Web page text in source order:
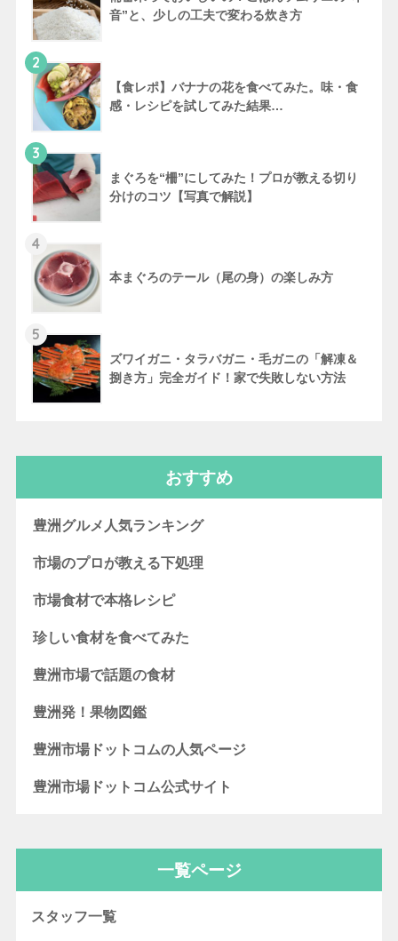
音”と、少しの工夫で変わる炊き方
2
【食レポ】バナナの花を食べてみた。味・食
感・レシピを試してみた結果…
3
まぐろを“柵”にしてみた！プロが教える切り
分けのコツ【写真で解説】
4
本まぐろのテール（尾の身）の楽しみ方
5
ズワイガニ・タラバガニ・毛ガニの「解凍＆
捌き方」完全ガイド！家で失敗しない方法
おすすめ
豊洲グルメ人気ランキング
市場のプロが教える下処理
市場食材で本格レシピ
珍しい食材を食べてみた
豊洲市場で話題の食材
豊洲発！果物図鑑
豊洲市場ドットコムの人気ページ
豊洲市場ドットコム公式サイト
一覧ページ
スタッフ一覧